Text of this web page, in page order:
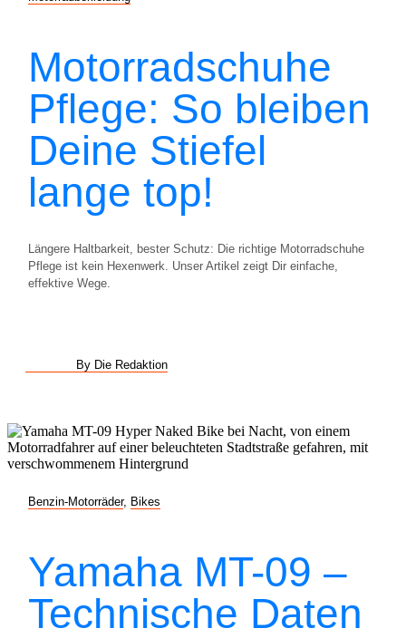
Motorradschuhe
Pflege: So bleiben
Deine Stiefel
lange top!
Längere Haltbarkeit, bester Schutz: Die richtige Motorradschuhe
Pflege ist kein Hexenwerk. Unser Artikel zeigt Dir einfache,
effektive Wege.
By Die Redaktion
Benzin-Motorräder, Bikes
Yamaha MT-09 –
Technische Daten